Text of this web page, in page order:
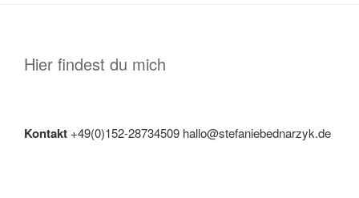
Hier findest du mich
Kontakt +49(0)152-28734509 hallo@stefaniebednarzyk.de